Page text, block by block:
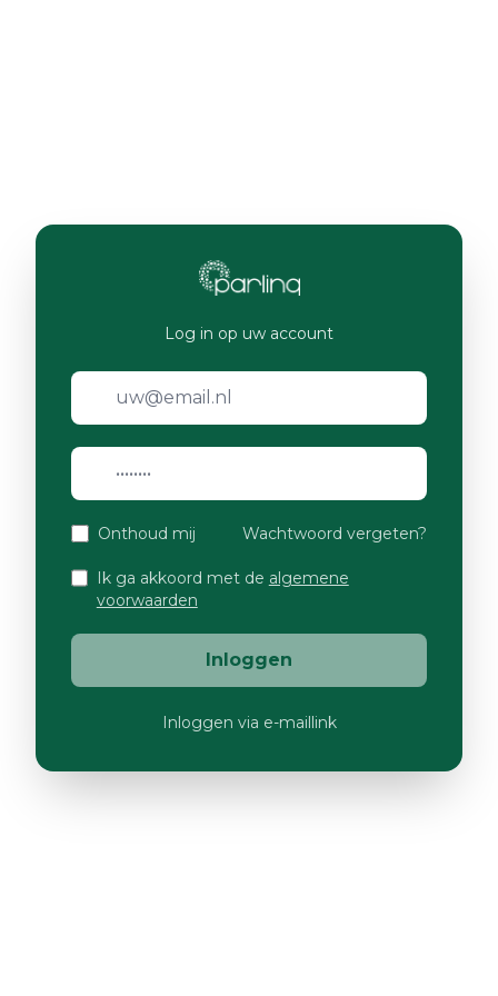
Log in op uw account
Onthoud mij Wachtwoord vergeten?
Ik ga akkoord met de algemene
voorwaarden
Inloggen
Inloggen via e-maillink